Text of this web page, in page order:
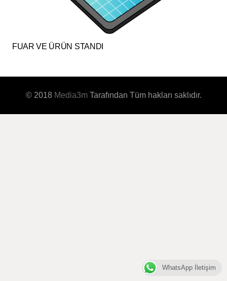
FUAR VE ÜRÜN STANDI
© 2018 Media3mTarafından Tüm hakları saklıdır.
WhatsApp İletişim